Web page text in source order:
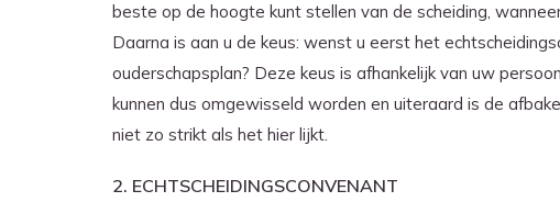
beste op de hoogte kunt stellen van de scheiding,
Daarna is aan u de keus: wenst u eerst het
ouderschapsplan? Deze keus is afhankelijk van uw
kunnen dus omgewisseld worden en uiteraard is de
niet zo strikt als het hier lijkt.
2. ECHTSCHEIDINGSCONVENANT